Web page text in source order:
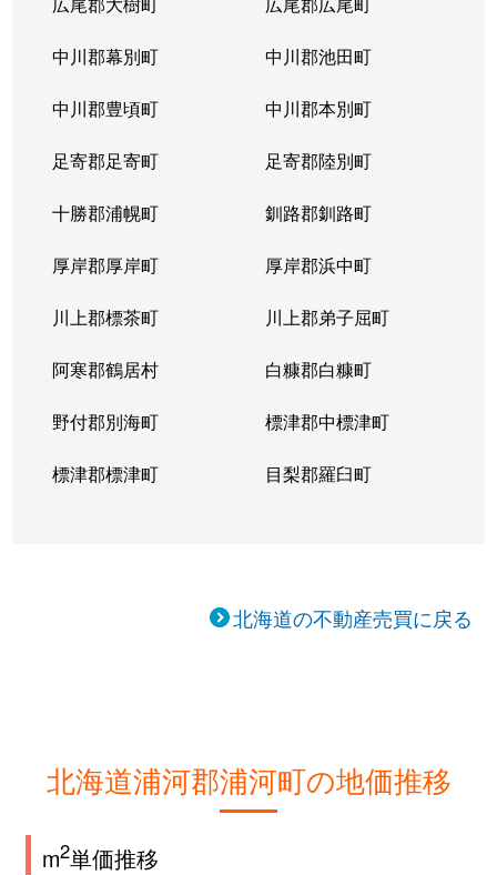
中川郡幕別町 中川郡池田町
中川郡豊頃町 中川郡本別町
足寄郡足寄町 足寄郡陸別町
十勝郡浦幌町 釧路郡釧路町
厚岸郡厚岸町 厚岸郡浜中町
川上郡標茶町 川上郡弟子屈町
阿寒郡鶴居村 白糠郡白糠町
野付郡別海町 標津郡中標津町
標津郡標津町 目梨郡羅臼町
北海道の不動産売買に戻る
北海道浦河郡浦河町の地価推移
m2単価推移